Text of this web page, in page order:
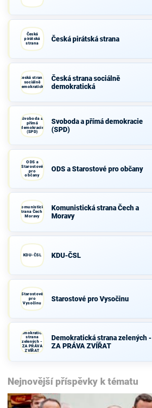
Česká
pirátská
strana
Česká pirátská strana
Česká strana
sociálně
demokratická
Česká strana sociálně
demokratická
Svoboda a
přímá
demokracie
(SPD)
Svoboda a přímá demokracie
(SPD)
ODS a
Starostové
pro
občany
ODS a Starostové pro občany
Komunistická
strana Čech a
Moravy
Komunistická strana Čech a
Moravy
KDU-ČSL KDU-ČSL
Starostové
pro
Vysočinu
Starostové pro Vysočinu
Demokratická
strana
zelených -
ZA PRÁVA
ZVÍŘAT
Demokratická strana zelených -
ZA PRÁVA ZVÍŘAT
Nejnovější příspěvky k tématu